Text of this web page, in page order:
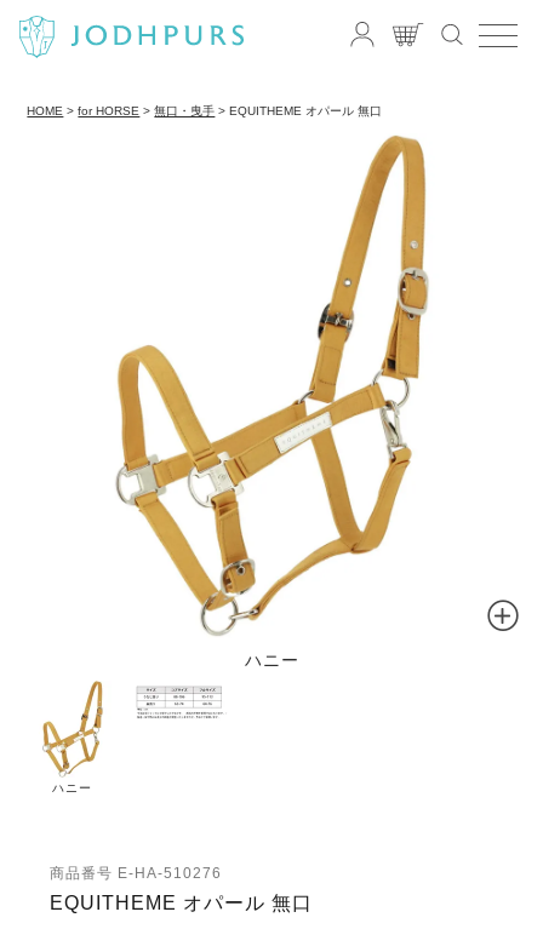
HOME for HORSE 無口・曳手 EQUITHEME オパール 無口
ハニー
ハニー
商品番号 E-HA-510276
EQUITHEME オパール 無口